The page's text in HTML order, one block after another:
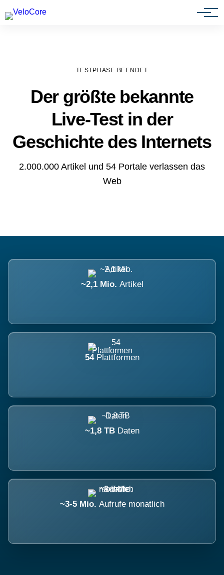
Agenturen & Webdesigner
TESTPHASE BEENDET
Der größte bekannte
Live-Test in der
Geschichte des Internets
2.000.000 Artikel und 54 Portale verlassen das
Web
~2,1 Mio. Artikel
54 Plattformen
~1,8 TB Daten
~3-5 Mio. Aufrufe monatlich